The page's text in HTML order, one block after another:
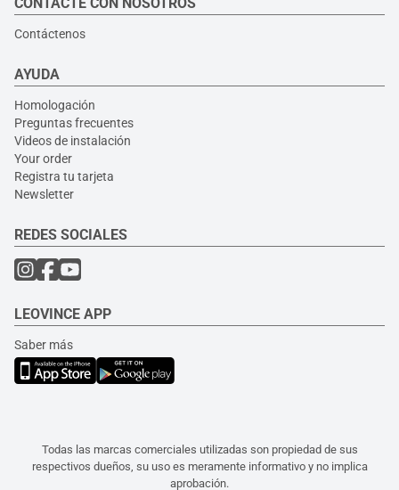
Contáctenos
AYUDA
Homologación
Preguntas frecuentes
Videos de instalación
Your order
Registra tu tarjeta
Newsletter
REDES SOCIALES
LEOVINCE APP
Saber más
Todas las marcas comerciales utilizadas son propiedad de sus
respectivos dueños, su uso es meramente informativo y no implica
aprobación.